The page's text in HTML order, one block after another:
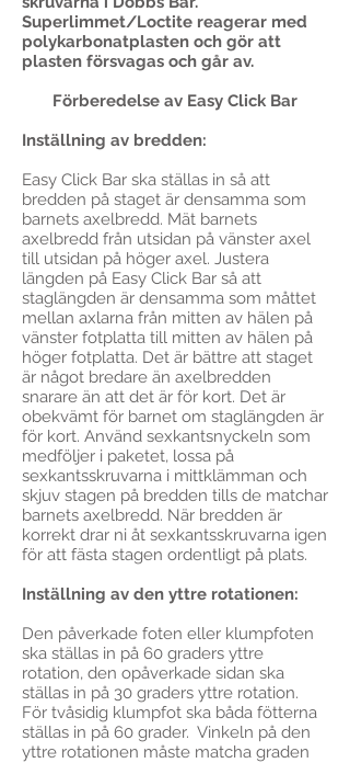
Superlimmet/Loctite reagerar med
polykarbonatplasten och gör att
plasten försvagas och går av.
Förberedelse av Easy Click Bar
Inställning av bredden:
Easy Click Bar ska ställas in så att
bredden på staget är densamma som
barnets axelbredd. Mät barnets
axelbredd från utsidan på vänster axel
till utsidan på höger axel. Justera
längden på Easy Click Bar så att
staglängden är densamma som måttet
mellan axlarna från mitten av hälen på
vänster fotplatta till mitten av hälen på
höger fotplatta. Det är bättre att staget
är något bredare än axelbredden
snarare än att det är för kort. Det är
obekvämt för barnet om staglängden är
för kort. Använd sexkantsnyckeln som
medföljer i paketet, lossa på
sexkantsskruvarna i mittklämman och
skjuv stagen på bredden tills de matchar
barnets axelbredd. När bredden är
korrekt drar ni åt sexkantsskruvarna igen
för att fästa stagen ordentligt på plats.
Inställning av den yttre rotationen:
Den påverkade foten eller klumpfoten
ska ställas in på 60 graders yttre
rotation, den opåverkade sidan ska
ställas in på 30 graders yttre rotation.
För tvåsidig klumpfot ska båda fötterna
ställas in på 60 grader. Vinkeln på den
yttre rotationen måste matcha graden